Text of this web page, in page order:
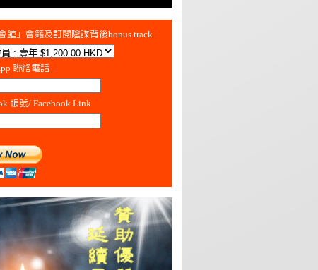
館」會籍及訂閱陰謀背後bonus track
聯絡電話
帳號/ Facebook Link